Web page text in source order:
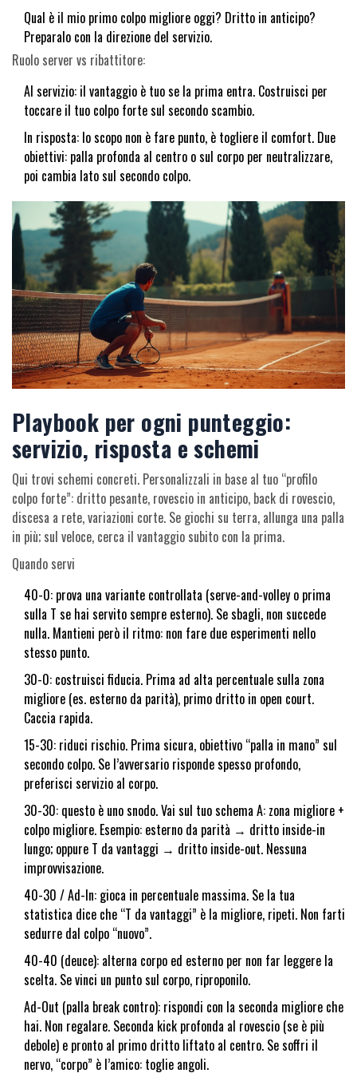
Qual è il mio primo colpo migliore oggi? Dritto in anticipo?
Preparalo con la direzione del servizio.
Ruolo server vs ribattitore:
Al servizio: il vantaggio è tuo se la prima entra. Costruisci per
toccare il tuo colpo forte sul secondo scambio.
In risposta: lo scopo non è fare punto, è togliere il comfort. Due
obiettivi: palla profonda al centro o sul corpo per neutralizzare,
poi cambia lato sul secondo colpo.
Playbook per ogni punteggio:
servizio, risposta e schemi
Qui trovi schemi concreti. Personalizzali in base al tuo “profilo
colpo forte”: dritto pesante, rovescio in anticipo, back di rovescio,
discesa a rete, variazioni corte. Se giochi su terra, allunga una palla
in più; sul veloce, cerca il vantaggio subito con la prima.
Quando servi
40-0: prova una variante controllata (serve-and-volley o prima
sulla T se hai servito sempre esterno). Se sbagli, non succede
nulla. Mantieni però il ritmo: non fare due esperimenti nello
stesso punto.
30-0: costruisci fiducia. Prima ad alta percentuale sulla zona
migliore (es. esterno da parità), primo dritto in open court.
Caccia rapida.
15-30: riduci rischio. Prima sicura, obiettivo “palla in mano” sul
secondo colpo. Se l’avversario risponde spesso profondo,
preferisci servizio al corpo.
30-30: questo è uno snodo. Vai sul tuo schema A: zona migliore +
colpo migliore. Esempio: esterno da parità → dritto inside-in
lungo; oppure T da vantaggi → dritto inside-out. Nessuna
improvvisazione.
40-30 / Ad-In: gioca in percentuale massima. Se la tua
statistica dice che “T da vantaggi” è la migliore, ripeti. Non farti
sedurre dal colpo “nuovo”.
40-40 (deuce): alterna corpo ed esterno per non far leggere la
scelta. Se vinci un punto sul corpo, riproponilo.
Ad-Out (palla break contro): rispondi con la seconda migliore che
hai. Non regalare. Seconda kick profonda al rovescio (se è più
debole) e pronto al primo dritto liftato al centro. Se soffri il
nervo, “corpo” è l’amico: toglie angoli.